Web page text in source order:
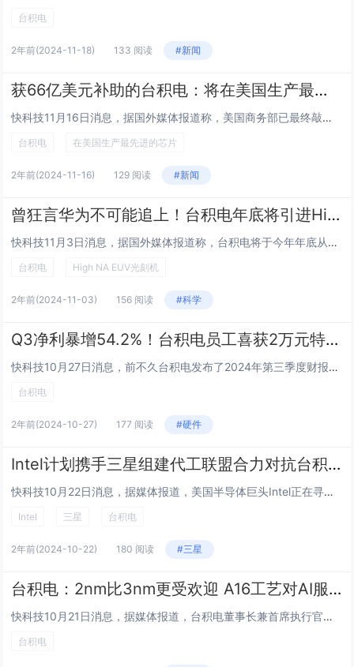
台积电
2年前(2024-11-18) 133 阅读 #新闻
获66亿美元补助的台积电：将在美国生产最先进的芯片
快科技11月16日消息，据国外媒体报道称，美国商务部已最终敲定向台积电位于亚利桑那州的美国子公司提供66亿美元政府补助，用于半导体生产。台积电总裁魏哲家在声明中表示，这笔交易有助于他们加速开发美国最先进的半导体制造技术，是强化美国半导体生态...
台积电 在美国生产最先进的芯片
2年前(2024-11-16) 129 阅读 #新闻
曾狂言华为不可能追上！台积电年底将引进High NA EUV光刻机：25亿元/台
快科技11月3日消息，据国外媒体报道称，台积电将于今年年底从荷兰供应商ASML接收首批全球最先进的芯片制造机器，仅比美国竞争对手英特尔晚几个月。高数值孔径极紫外（High NA EUV）光刻机是世界上最昂贵的芯片制造设备，每台的价格约为3....
台积电 High NA EUV光刻机
2年前(2024-11-03) 156 阅读 #科学
Q3净利暴增54.2%！台积电员工喜获2万元特别奖金
快科技10月27日消息，前不久台积电发布了2024年第三季度财报，净利润同比暴增54.2%，达到3252.6亿元新台币。在近日的2024年台积电运动会上，董事长暨总裁魏哲家表示，凡是2024年5月31日前到职，针对60到64职级、20到26...
台积电
2年前(2024-10-27) 177 阅读 #硬件
Intel计划携手三星组建代工联盟合力对抗台积电
快科技10月22日消息，据媒体报道，美国半导体巨头Intel正在寻求与韩国电子大厂三星电子建立“代工联盟”，以追赶在半导体代工领域占据领先地位的台积电。这一联盟的建立旨在加强两家公司在制程技术、生产设施共享以及研发合作等方面的全面合作，共同...
Intel 三星 台积电
2年前(2024-10-22) 180 阅读 #三星
台积电：2nm比3nm更受欢迎 A16工艺对AI服务器极具吸引力
快科技10月21日消息，据媒体报道，台积电董事长兼首席执行官魏哲家最近确认了人工智能（AI）的需求是“真实的”，表示未来五年内，台积电有望实现连续、健康的增长。客户对于2nm的询问多于3nm，看起来更受客户的欢迎。据统计，在2024年第三季...
台积电